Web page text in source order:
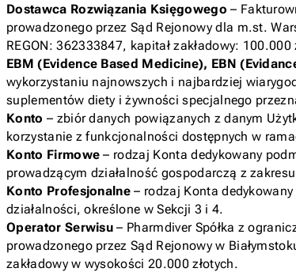
Dostawca Rozwiązania Księgowego –
prowadzonego przez Sąd Rejonowy dla m.st.
REGON: 362333847, kapitał zakładowy:
EBM (Evidence Based Medicine), EBN
wykorzystaniu najnowszych i najbardziej
suplementów diety i żywności specjalnego
Konto – zbiór danych powiązanych z danym
korzystanie z funkcjonalności dostępnych w
Konto Firmowe – rodzaj Konta dedykowany
prowadzącym działalność gospodarczą z
Konto Profesjonalne – rodzaj Konta
działalności, określone w Sekcji 3 i 4.
Operator Serwisu – Pharmdiver Spółka z
prowadzonego przez Sąd Rejonowy w
zakładowy w wysokości 20.000 złotych.